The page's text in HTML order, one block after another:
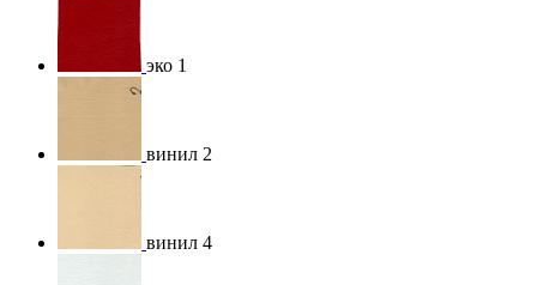
эко 1
винил 2
винил 4